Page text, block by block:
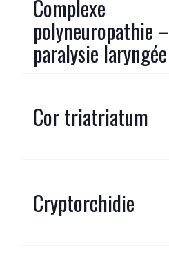
Complexe
polyneuropathie –
paralysie laryngée
Cor triatriatum
Cryptorchidie